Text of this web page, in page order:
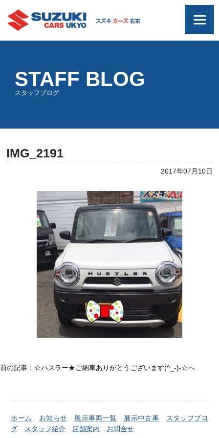
STAFF BLOG
スタッフブログ
IMG_2191
2017年07月10日
前の記事： ☆ハスラー★ご納車ありがとうございます(^_-)-☆へ
ホーム お知らせ 展示車両一覧 展示中古車
スタッフブロ
グ
スタッフ紹介 店舗案内 お問合せ